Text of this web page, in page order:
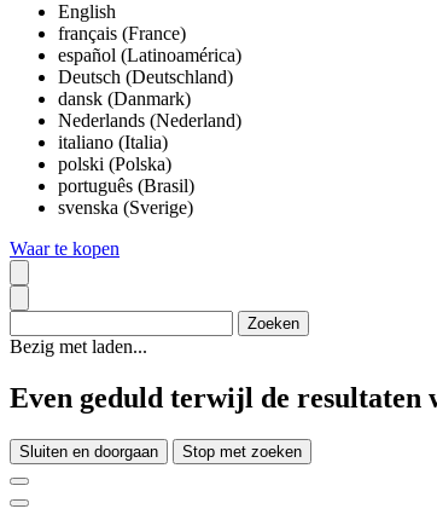
English
français (France)
español (Latinoamérica)
Deutsch (Deutschland)
dansk (Danmark)
Nederlands (Nederland)
italiano (Italia)
polski (Polska)
português (Brasil)
svenska (Sverige)
Waar te kopen
Bezig met laden...
Even geduld terwijl de resultaten
Sluiten en doorgaan Stop met zoeken